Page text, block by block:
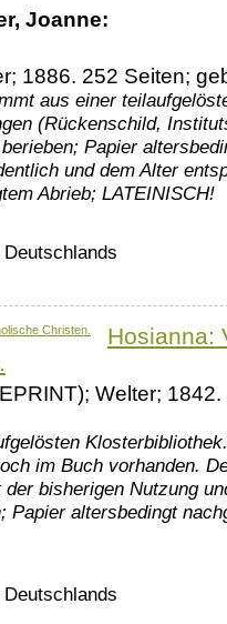
Joanne:
1886. 252 Seiten;
aus einer
(Rückenschild,
Papier
und dem Alter
Abrieb; LATEINISCH!
Hosianna:
Welter;
im Buch vorhanden.
bisherigen Nutzung
Papier altersbedingt